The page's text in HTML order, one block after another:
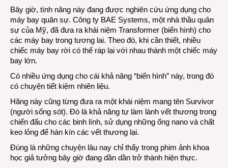
Bây giờ, tính năng này đang được nghiên cứu ứng dụng cho
máy bay quân sự. Công ty BAE Systems, một nhà thầu quân
sự của Mỹ, đã đưa ra khái niệm Transformer (biến hình) cho
các máy bay trong tương lai. Theo đó, khi cần thiết, nhiều
chiếc máy bay rời có thể ráp lại với nhau thành một chiếc máy
bay lớn.
Có nhiều ứng dụng cho cái khả năng “biến hình” này, trong đó
có chuyện tiết kiệm nhiên liệu.
Hãng này cũng từng đưa ra một khái niệm mang tên Survivor
(người sống sót). Đó là khả năng tự làm lành vết thương trong
chiến đấu cho các binh lính, sử dụng những ống nano và chất
keo lỏng để hàn kín các vết thương lại.
Đúng là những chuyện lâu nay chỉ thấy trong phim ảnh khoa
học giả tưởng bây giờ đang dần dần trở thành hiện thực.